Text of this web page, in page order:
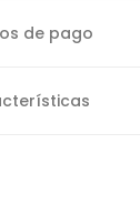
de pago